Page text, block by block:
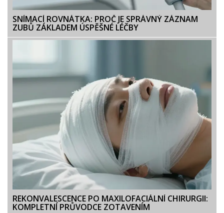
SNÍMACÍ ROVNÁTKA: PROČ JE SPRÁVNÝ ZÁZNAM
ZUBŮ ZÁKLADEM ÚSPĚŠNÉ LÉČBY
REKONVALESCENCE PO MAXILOFACIÁLNÍ CHIRURGII:
KOMPLETNÍ PRŮVODCE ZOTAVENÍM